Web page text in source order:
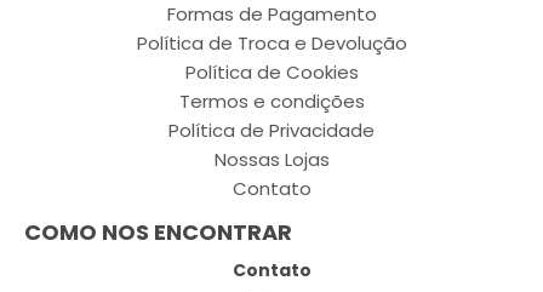
Formas de Pagamento
Política de Troca e Devolução
Política de Cookies
Termos e condições
Política de Privacidade
Nossas Lojas
Contato
COMO NOS ENCONTRAR
Contato